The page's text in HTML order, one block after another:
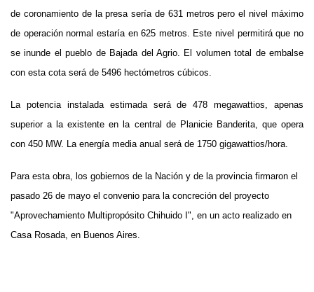
de coronamiento de la presa sería de 631 metros pero el nivel máximo
de operación normal estaría en 625 metros. Este nivel permitirá que no
se inunde el pueblo de Bajada del Agrio. El volumen total de embalse
con esta cota será de 5496 hectómetros cúbicos.
La potencia instalada estimada será de 478 megawattios, apenas
superior a la existente en la central de Planicie Banderita, que opera
con 450 MW. La energía media anual será de 1750 gigawattios/hora.
Para esta obra, los gobiernos de la Nación y de la provincia firmaron el
pasado 26 de mayo el convenio para la concreción del proyecto
"Aprovechamiento Multipropósito Chihuido I", en un acto realizado en
Casa Rosada, en Buenos Aires.